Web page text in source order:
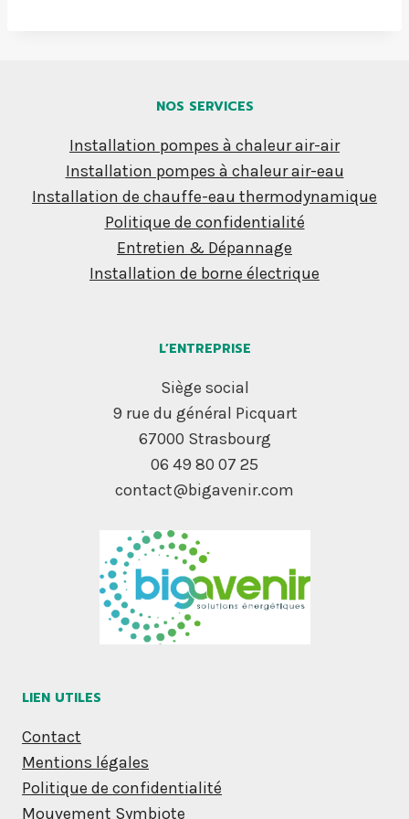
NOS SERVICES
Installation pompes à chaleur air-air
Installation pompes à chaleur air-eau
Installation de chauffe-eau thermodynamique
Politique de confidentialité
Entretien & Dépannage
Installation de borne électrique
L’ENTREPRISE
Siège social
9 rue du général Picquart
67000 Strasbourg
06 49 80 07 25
contact@bigavenir.com
LIEN UTILES
Contact
Mentions légales
Politique de confidentialité
Mouvement Symbiote